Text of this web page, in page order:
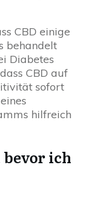
CBD einige
behandelt
Diabetes
CBD auf
sofort
hilfreich
ich